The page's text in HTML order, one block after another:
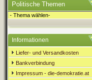
Politische Themen
Informationen
Liefer- und Versandkosten
Bankverbindung
Impressum - die-demokratie.at